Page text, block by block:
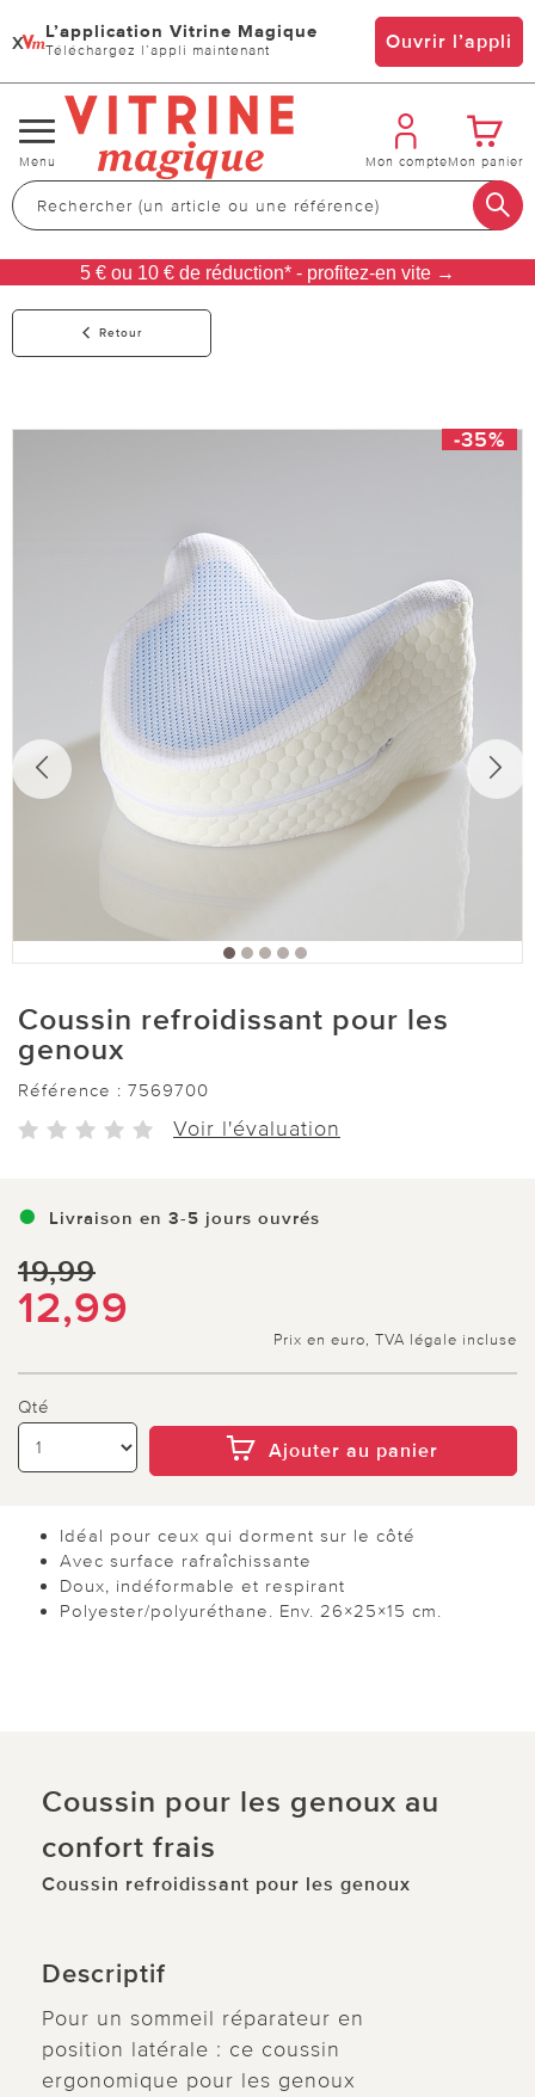
x L’application Vitrine Magique
Téléchargez l’appli maintenant Ouvrir l’appli
Changer
de
navigation
Menu Mon compteMon panier
5 € ou 10 € de réduction* - profitez-en vite →
Retour
-35%
Coussin refroidissant pour les
genoux
Référence : 7569700
Voir l'évaluation
Livraison en 3-5 jours ouvrés
19,99
12,99
Prix en euro, TVA légale incluse
Qté
Ajouter au panier
Idéal pour ceux qui dorment sur le côté
Avec surface rafraîchissante
Doux, indéformable et respirant
Polyester/polyuréthane. Env. 26×25×15 cm.
Coussin pour les genoux au
confort frais
Coussin refroidissant pour les genoux
Descriptif
Pour un sommeil réparateur en
position latérale : ce coussin
ergonomique pour les genoux